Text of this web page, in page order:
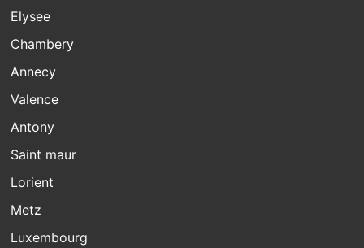
Elysee
Chambery
Annecy
Valence
Antony
Saint maur
Lorient
Metz
Luxembourg